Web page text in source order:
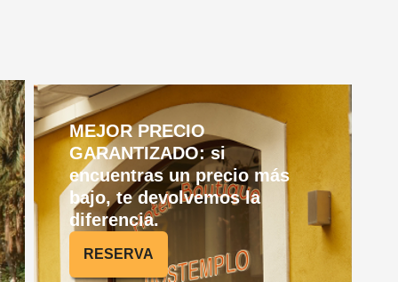
MEJOR PRECIO
GARANTIZADO: si
encuentras un precio más
bajo, te devolvemos la
diferencia.
RESERVA